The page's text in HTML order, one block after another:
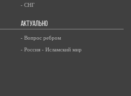
- СНГ
АКТУАЛЬНО
- Вопрос ребром
- Россия - Исламский мир